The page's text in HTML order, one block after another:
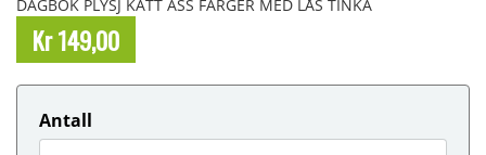
DAGBOK PLYSJ KATT ASS FARGER MED LÅS TINKA
Kr 149,00
Antall